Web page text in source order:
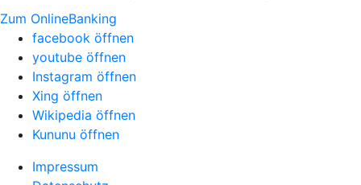
Zum OnlineBanking
facebook öffnen
youtube öffnen
Instagram öffnen
Xing öffnen
Wikipedia öffnen
Kununu öffnen
Impressum